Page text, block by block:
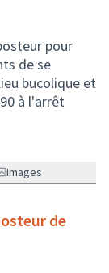
pour
de se
bucolique et
à l'arrêt
Images
de